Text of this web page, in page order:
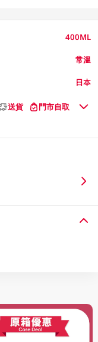
400ML
常溫
日本
送貨 門市自取